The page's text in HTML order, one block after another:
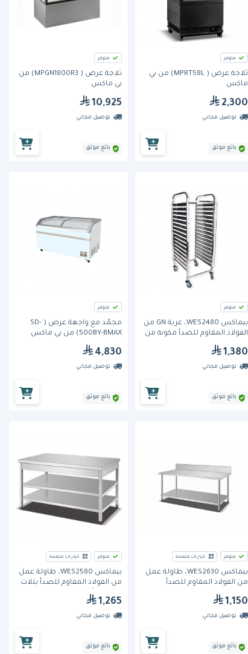
متوفر
ثلاجة عرض ( MPRT58L) من بي
ماكس
2,300
توصيل مجاني
بائع موثق
متوفر
ثلاجة عرض ( MPGN1800R3) من
بي ماكس
10,925
توصيل مجاني
بائع موثق
متوفر
بيماكس WES2480، عربة GN من
الفولاذ المقاوم للصدأ مكونة من
1,380
توصيل مجاني
بائع موثق
متوفر
مجمّد مع واجهة عرض ( SD-
500BY-BMAX) من بي ماكس
4,830
توصيل مجاني
بائع موثق
متوفر خيارات متعددة
بيماكس WES2630، طاولة عمل
من الفولاذ المقاوم للصدأ
بطبقتين مع حاجز خلفي
1,150
توصيل مجاني
بائع موثق
متوفر خيارات متعددة
بيماكس WES2580، طاولة عمل
من الفولاذ المقاوم للصدأ بثلاث
طبقات وأرجل مربعة
1,265
توصيل مجاني
بائع موثق